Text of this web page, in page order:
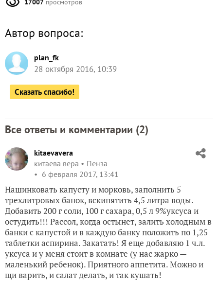
17007 просмотров
Автор вопроса:
plan_fk
28 октября 2016, 10:39
Сказать спасибо!
Все ответы и комментарии (2)
kitaevavera
китаева вера
Пенза
6 февраля 2017, 13:41
Нашинковать капусту и морковь, заполнить 5
трехлитровых банок, вскипятить 4,5 литра воды.
Добавить 200 г соли, 100 г сахара, 0,5 л 9%уксуса и
остудить!!! Рассол, когда остынет, залить холодным в
банки с капустой и в каждую банку положить по 1,25
таблетки аспирина. Закатать! Я еще добавляю 1 ч.л.
уксуса и у меня стоит в комнате (у нас жарко —
маленький ребенок). Приятного аппетита. Можно и
щи варить, и салат делать, и так кушать!